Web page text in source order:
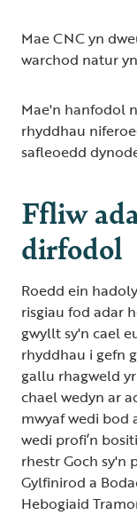
Mae CNC yn
warchod natur
Mae'n hanfodol
rhyddhau
safleoedd
Ffliw
dirfodol
Roedd ein
risgiau fod adar
gwyllt sy'n cael
rhyddhau i gefn
gallu rhagweld
chael wedyn ar
mwyaf wedi bod
wedi profi’n
rhestr Goch sy'n
Gylfinirod a
Hebogiaid